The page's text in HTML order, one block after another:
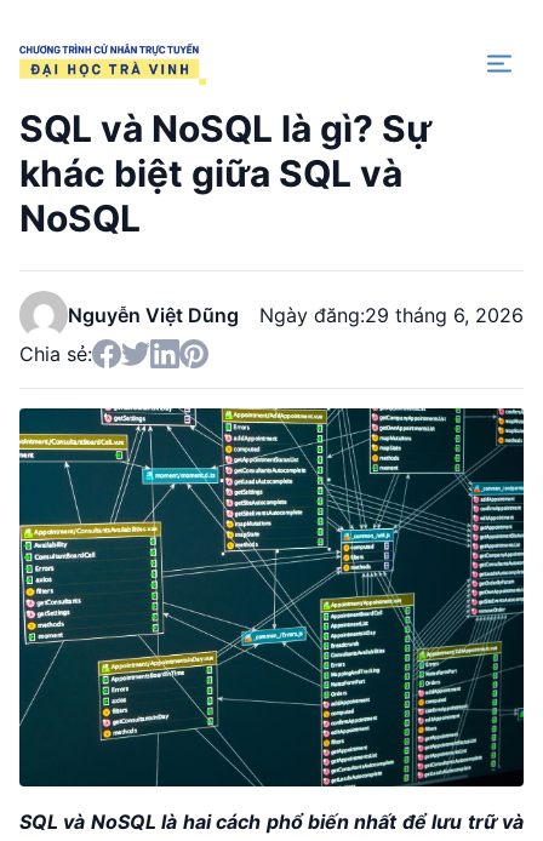
Trang chủ
SQL và NoSQL là gì? Sự
khác biệt giữa SQL và
NoSQL
Nguyễn Việt Dũng Ngày đăng:29 tháng 6, 2026
Chia sẻ:
SQL và NoSQL là hai cách phổ biến nhất để lưu trữ và